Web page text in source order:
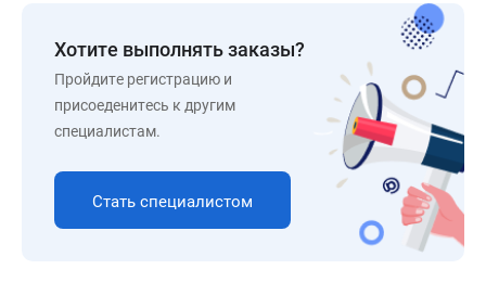
Хотите выполнять заказы?
Пройдите регистрацию и
присоеденитесь к другим
специалистам.
Стать специалистом